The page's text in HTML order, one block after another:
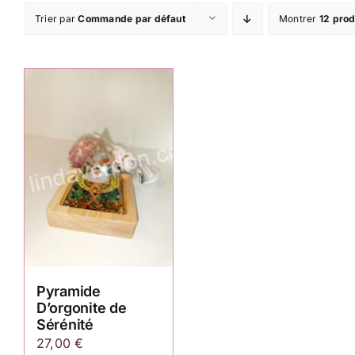
Trier parCommande par défaut Montrer 12
Pyramide
D’orgonite de
Sérénité
27,00€